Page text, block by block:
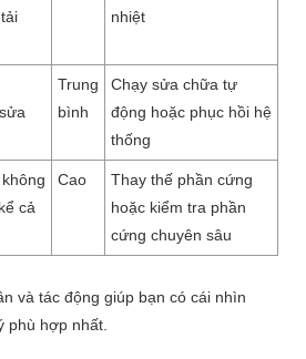
nhiệt
Trung
bình
Chạy sửa chữa tự
động hoặc phục hồi hệ
thống
cả
Cao
Thay thế phần cứng
hoặc kiểm tra phần
cứng chuyên sâu
và tác động giúp bạn có cái nhìn
phù hợp nhất.